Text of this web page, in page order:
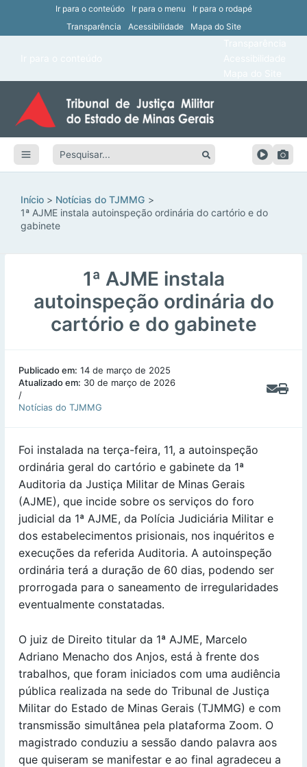
Ir para o conteúdo Ir para o menu
Ir para o rodapé
Transparência
Acessibilidade Mapa do Site
Pesquisar:
Início
Notícias do TJMMG
1ª AJME instala autoinspeção ordinária do cartório e do
gabinete
1ª AJME instala
autoinspeção ordinária do
cartório e do gabinete
Publicado em: 14 de março de 2025
Atualizado em: 30 de março de 2026
/
Notícias do TJMMG
Foi instalada na terça-feira, 11, a autoinspeção
ordinária geral do cartório e gabinete da 1ª
Auditoria da Justiça Militar de Minas Gerais
(AJME), que incide sobre os serviços do foro
judicial da 1ª AJME, da Polícia Judiciária Militar e
dos estabelecimentos prisionais, nos inquéritos e
execuções da referida Auditoria. A autoinspeção
ordinária terá a duração de 60 dias, podendo ser
prorrogada para o saneamento de irregularidades
eventualmente constatadas.
O juiz de Direito titular da 1ª AJME, Marcelo
Adriano Menacho dos Anjos, está à frente dos
trabalhos, que foram iniciados com uma audiência
pública realizada na sede do Tribunal de Justiça
Militar do Estado de Minas Gerais (TJMMG) e com
transmissão simultânea pela plataforma Zoom. O
magistrado conduziu a sessão dando palavra aos
que quiseram se manifestar e ao final agradeceu a